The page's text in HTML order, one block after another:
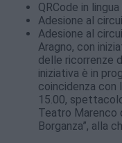
QRCode in
Adesione al
Adesione al
Aragno, con
delle ricorrenze
iniziativa è in
coincidenza con
15.00,
Teatro Marenco
Borganza”, alla